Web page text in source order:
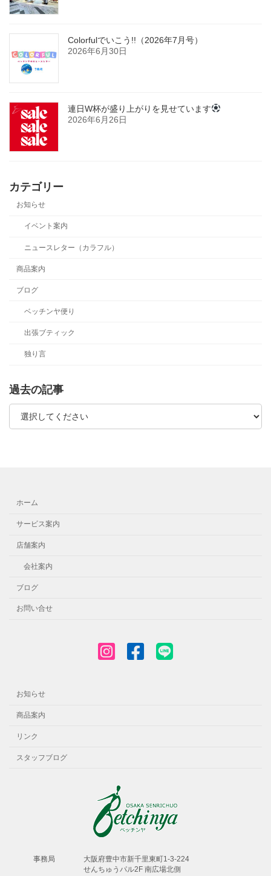
Colorfulでいこう!!（2026年7月号）
2026年6月30日
連日W杯が盛り上がりを見せています
2026年6月26日
カテゴリー
お知らせ
イベント案内
ニュースレター（カラフル）
商品案内
ブログ
ベッチンヤ便り
出張ブティック
独り言
過去の記事
ホーム
サービス案内
店舗案内
会社案内
ブログ
お問い合せ
お知らせ
商品案内
リンク
スタッフブログ
事務局
⼤阪府豊中市新千⾥東町1-3-224
せんちゅうパル2F 南広場北側